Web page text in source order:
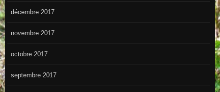
décembre 2017
novembre 2017
octobre 2017
septembre 2017